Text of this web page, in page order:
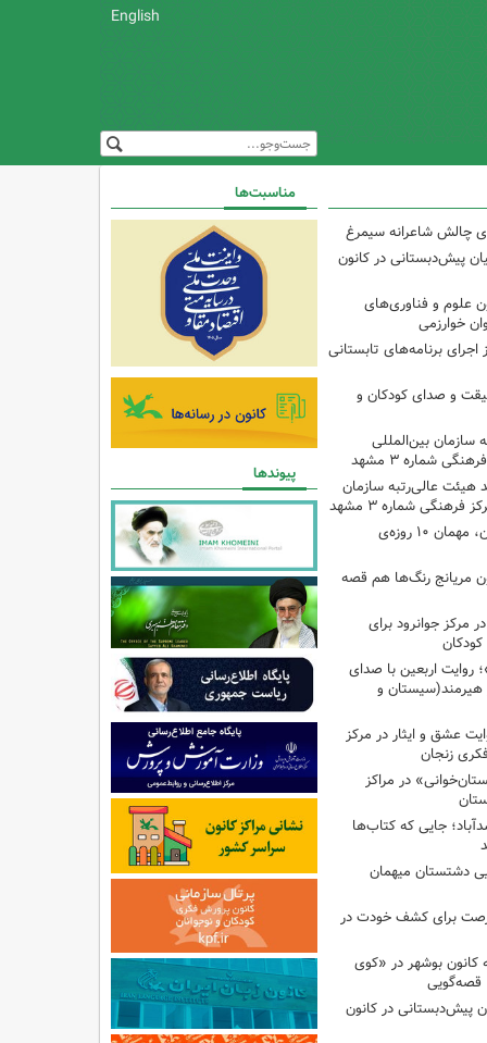
English
چالش شاعرانه سیمرغ
پیش‌دبستانی در کانون
علوم و فناوری‌های
خوارزمی
برنامه‌های تابستانی
و صدای کودکان و
سازمان بین‌المللی
هیئت عالی‌رتبه سازمان
شماره ۳ مشهد
تماشاخانه سیار کانون، مهمان ۱۰ روزه‌ی
مریانج رنگ‌ها هم قصه
مرکز جوانرود برای
روایت اربعین با صدای
هیرمند(سیستان و
عشق و ایثار در مرکز
در مراکز
جایی که کتاب‌ها
دشتستان میهمان
برای کشف خودت در
کانون بوشهر در «کوی
قصه‌گویی
پیش‌دبستانی در کانون
مناسبت‌ها
پیوندها